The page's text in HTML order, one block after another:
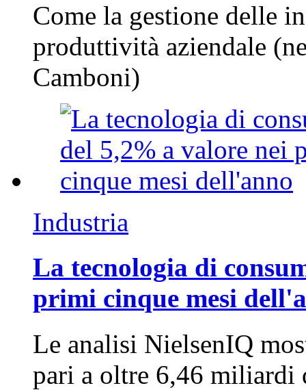
Come la gestione delle
produttività aziendale
Camboni)
Industria
La tecnologia di
primi cinque mesi
Le analisi NielsenIQ
pari a oltre 6,46